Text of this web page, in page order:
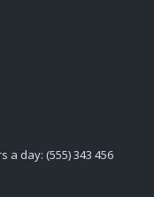
day: (555) 343 456